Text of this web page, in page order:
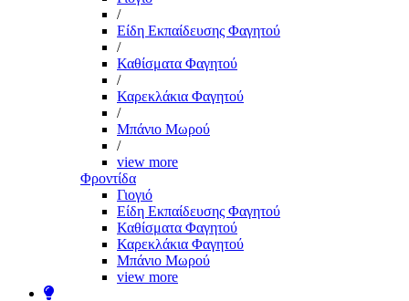
/
Είδη Εκπαίδευσης Φαγητού
/
Καθίσματα Φαγητού
/
Καρεκλάκια Φαγητού
/
Μπάνιο Μωρού
/
view more
Φροντίδα
Γιογιό
Είδη Εκπαίδευσης Φαγητού
Καθίσματα Φαγητού
Καρεκλάκια Φαγητού
Μπάνιο Μωρού
view more